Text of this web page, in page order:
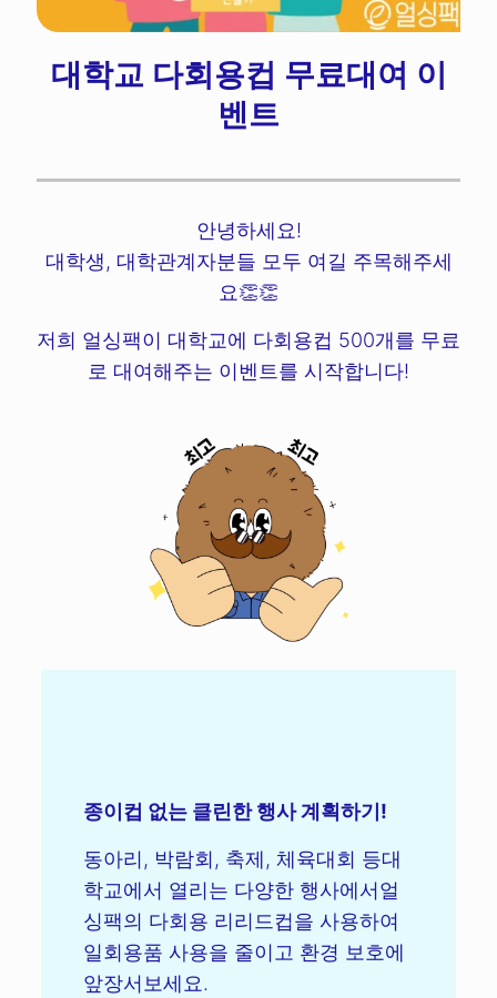
대학교 다회용컵 무료대여 이
벤트
안녕하세요!
대학생, 대학관계자분들 모두 여길 주목해주세
요👏👏
저희 얼싱팩이 대학교에 다회용컵 500개를 무료
로 대여해주는 이벤트를 시작합니다!
종이컵 없는 클린한 행사 계획하기!
동아리, 박람회, 축제, 체육대회 등대
학교에서 열리는 다양한 행사에서얼
싱팩의 다회용 리리드컵을 사용하여
일회용품 사용을 줄이고 환경 보호에
앞장서보세요.